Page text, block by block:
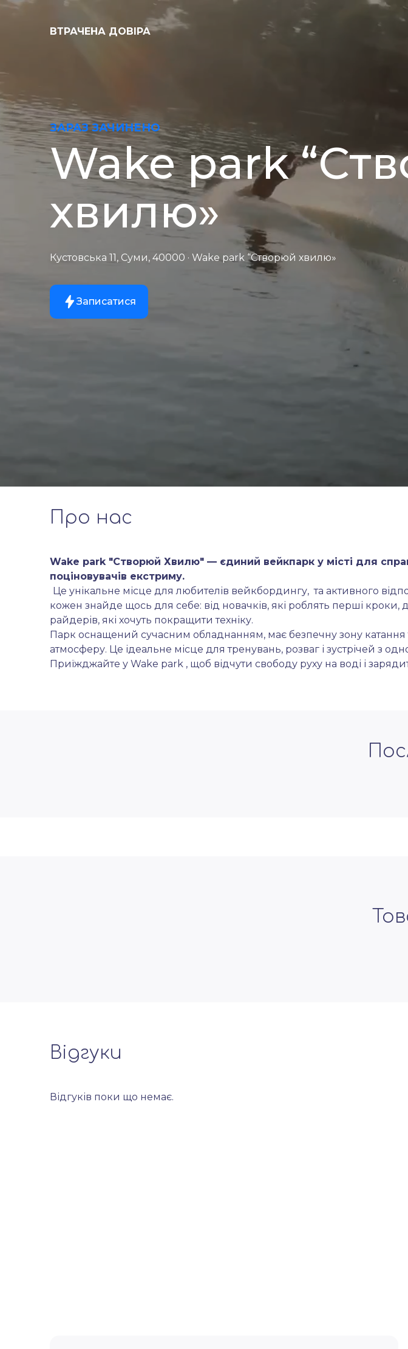
ВТРАЧЕНА ДОВІРА
ЗАРАЗ ЗАЧИНЕНО
Wake park
хвилю»
Кустовська 11, Суми, 40000 · Wake park “Створюй хвилю»
Записатися
Про нас
Wake park "Створюй Хвилю" — єдиний вейкпарк у місті для
поціновувачів екстриму.
Це унікальне місце для любителів вейкбордингу,  та активного
кожен знайде щось для себе: від новачків, які роблять перші кроки,
райдерів, які хочуть покращити техніку.
Парк оснащений сучасним обладнанням, має безпечну зону
атмосферу. Це ідеальне місце для тренувань, розваг і зустрічей з
Приїжджайте у Wake park , щоб відчути свободу руху на воді і
Відгуки
Відгуків поки що немає.